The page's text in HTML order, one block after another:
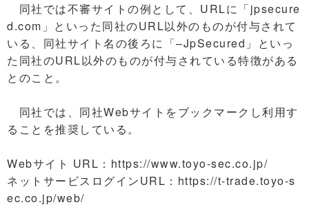
同社では不審サイトの例として、URLに「jpsecure
d.com」といった同社のURL以外のものが付与されて
いる、同社サイト名の後ろに「–JpSecured」といっ
た同社のURL以外のものが付与されている特徴がある
とのこと。
同社では、同社Webサイトをブックマークし利用す
ることを推奨している。
Webサイト URL：https://www.toyo-sec.co.jp/
ネットサービスログインURL：https://t-trade.toyo-s
ec.co.jp/web/